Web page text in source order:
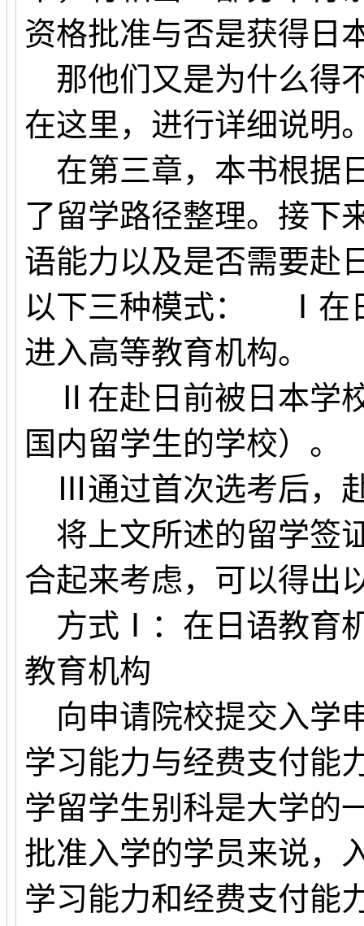
资格批准与否是获得日
那他们又是为什么得
在这里，进行详细说明
在第三章，本书根据
了留学路径整理。接下
语能力以及是否需要赴
以下三种模式： Ⅰ在
进入高等教育机构。
Ⅱ在赴日前被日本学
国内留学生的学校）。
Ⅲ通过首次选考后，
将上文所述的留学签
合起来考虑，可以得出
方式Ⅰ：在日语教育
教育机构
向申请院校提交入学
学习能力与经费支付能
学留学生别科是大学的
批准入学的学员来说，
学习能力和经费支付能